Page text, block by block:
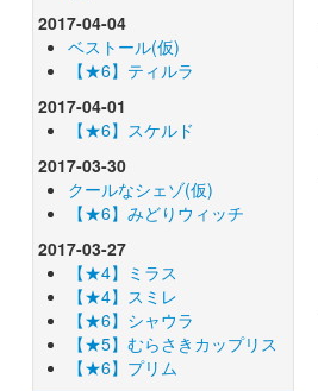
2017-04-04
ベストール(仮)
【★6】ティルラ
2017-04-01
【★6】スケルド
2017-03-30
クールなシェゾ(仮)
【★6】みどりウィッチ
2017-03-27
【★4】ミラス
【★4】スミレ
【★6】シャウラ
【★5】むらさきカップリス
【★6】プリム